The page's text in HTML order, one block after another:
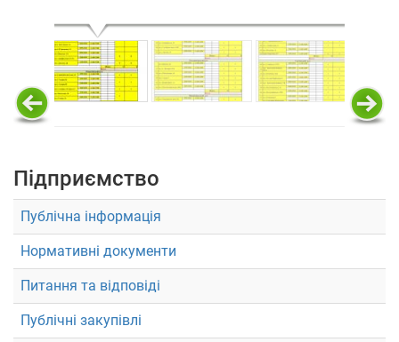
Підприємство
Публічна інформація
Нормативні документи
Питання та відповіді
Публічні закупівлі